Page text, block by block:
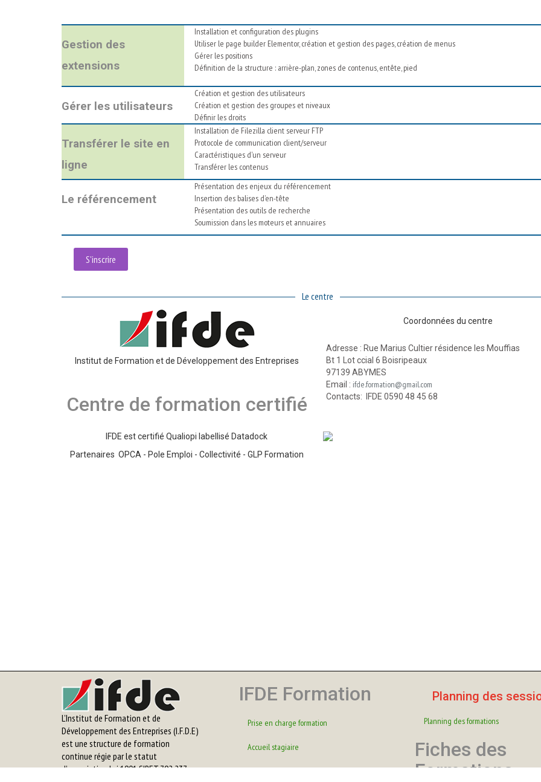
Gestion des
extensions
Installation et configuration des plugins
Utiliser le page builder Elementor, création et gestion des pages, création de menus
Gérer les positions
Définition de la structure : arrière-plan, zones de contenus, entête, pied
Gérer les utilisateurs
Création et gestion des utilisateurs
Création et gestion des groupes et niveaux
Définir les droits
Transférer le site en
ligne
Installation de Filezilla client serveur FTP
Protocole de communication client/serveur
Caractéristiques d'un serveur
Transférer les contenus
Le référencement
Présentation des enjeux du référencement
Insertion des balises d’en-tête
Présentation des outils de recherche
Soumission dans les moteurs et annuaires
S'inscrire
Le centre
Institut de Formation et de Développement des Entreprises
Centre de formation certifié
IFDE est certifié Qualiopi labellisé Datadock
Partenaires OPCA - Pole Emploi - Collectivité - GLP Formation
Coordonnées du centre
Adresse : Rue Marius Cultier résidence les Mouffias
Bt 1 Lot ccial 6 Boisripeaux
97139 ABYMES
Email : ifde.formation@gmail.com
Contacts: IFDE 0590 48 45 68
L’Institut de Formation et de
Développement des Entreprises (I.F.D.E)
est une structure de formation
continue régie par le statut
d’association loi 1901 SIRET 792 237
IFDE Formation
Prise en charge formation
Accueil stagiaire
Le centre de formation
Planning des
Planning des formations
Fiches des
Formations